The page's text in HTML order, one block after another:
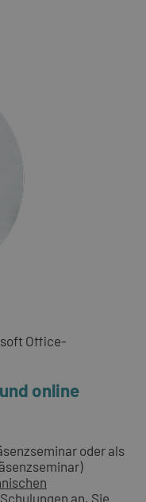
Office-
online
oder als
an. Sie